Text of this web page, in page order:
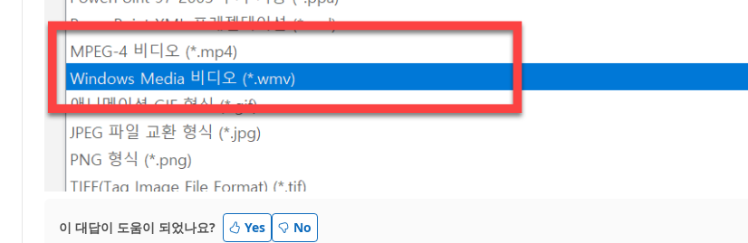
이 대답이 도움이 되었나요? Yes No